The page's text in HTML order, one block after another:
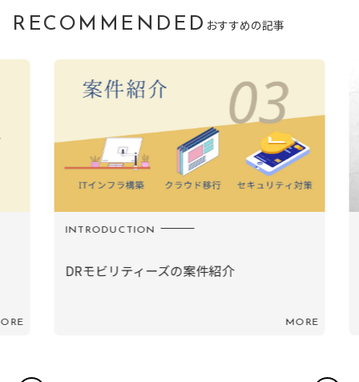
RECOMMENDED おすすめの記事
INTRODUCTION
DRモビリティーズの案件紹介
MORE